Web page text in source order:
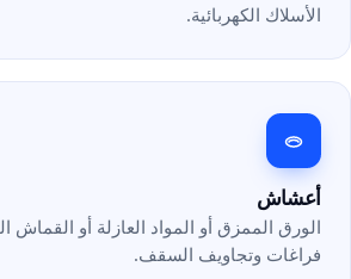
الأسلاك الكهربائية.
أعشاش
الورق الممزق أو المواد العازلة أو
فراغات وتجاويف السقف.